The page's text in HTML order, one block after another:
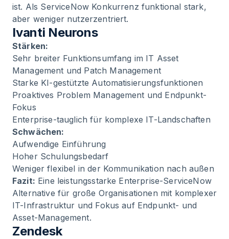
ist. Als ServiceNow Konkurrenz funktional stark,
aber weniger nutzerzentriert.
Ivanti Neurons
Stärken:
Sehr breiter Funktionsumfang im IT Asset
Management und Patch Management
Starke KI-gestützte Automatisierungsfunktionen
Proaktives Problem Management und Endpunkt-
Fokus
Enterprise-tauglich für komplexe IT-Landschaften
Schwächen:
Aufwendige Einführung
Hoher Schulungsbedarf
Weniger flexibel in der Kommunikation nach außen
Fazit: Eine leistungsstarke Enterprise-ServiceNow
Alternative für große Organisationen mit komplexer
IT-Infrastruktur und Fokus auf Endpunkt- und
Asset-Management.
Zendesk